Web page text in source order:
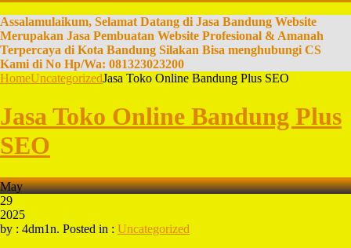
Assalamulaikum, Selamat Datang di Jasa Bandung Website
Merupakan Jasa Pembuatan Website Profesional & Amanah
Terpercaya di Kota Bandung Silakan Bisa menghubungi CS
Kami di No Hp/Wa: 081323023200
HomeUncategorizedJasa Toko Online Bandung Plus SEO
Jasa Toko Online Bandung Plus
SEO
May
29
2025
by : 4dm1n. Posted in : Uncategorized